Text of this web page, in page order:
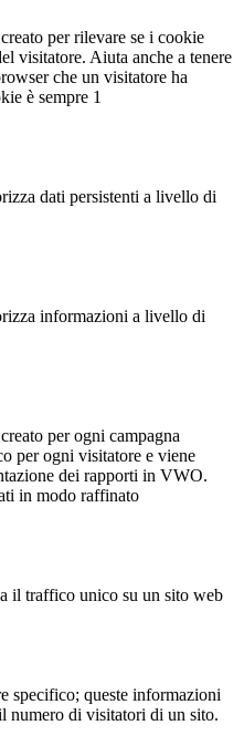
per rilevare se i cookie
visitatore. Aiuta anche a tenere
che un visitatore ha
è sempre 1
dati persistenti a livello di
informazioni a livello di
per ogni campagna
per ogni visitatore e viene
dei rapporti in VWO.
in modo raffinato
il traffico unico su un sito web
specifico; queste informazioni
numero di visitatori di un sito.